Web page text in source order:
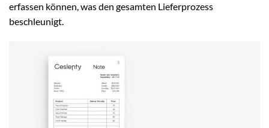
erfassen können, was den gesamten Lieferprozess
beschleunigt.